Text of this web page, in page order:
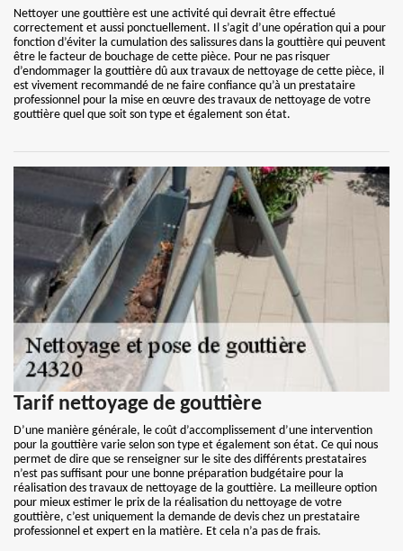
Nettoyer une gouttière est une activité qui devrait être effectué
correctement et aussi ponctuellement. Il s’agit d’une opération qui a pour
fonction d’éviter la cumulation des salissures dans la gouttière qui peuvent
être le facteur de bouchage de cette pièce. Pour ne pas risquer
d’endommager la gouttière dû aux travaux de nettoyage de cette pièce, il
est vivement recommandé de ne faire confiance qu’à un prestataire
professionnel pour la mise en œuvre des travaux de nettoyage de votre
gouttière quel que soit son type et également son état.
Tarif nettoyage de gouttière
D’une manière générale, le coût d’accomplissement d’une intervention
pour la gouttière varie selon son type et également son état. Ce qui nous
permet de dire que se renseigner sur le site des différents prestataires
n’est pas suffisant pour une bonne préparation budgétaire pour la
réalisation des travaux de nettoyage de la gouttière. La meilleure option
pour mieux estimer le prix de la réalisation du nettoyage de votre
gouttière, c’est uniquement la demande de devis chez un prestataire
professionnel et expert en la matière. Et cela n’a pas de frais.